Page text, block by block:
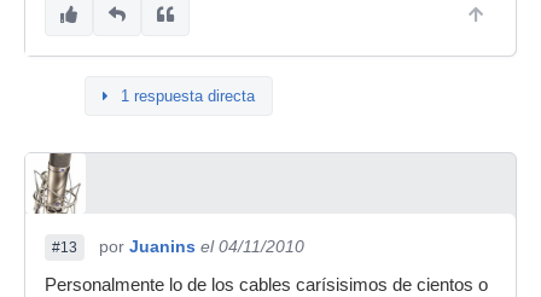
1 respuesta directa
#13 por Juanins el 04/11/2010
Personalmente lo de los cables carísisimos de cientos o